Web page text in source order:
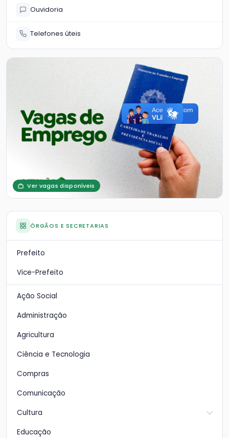
Ouvidoria
Telefones úteis
Ver vagas disponíveis
ÓRGÃOS E SECRETARIAS
Prefeito
Vice-Prefeito
Ação Social
Administração
Agricultura
Ciência e Tecnologia
Compras
Comunicação
Cultura
Educação